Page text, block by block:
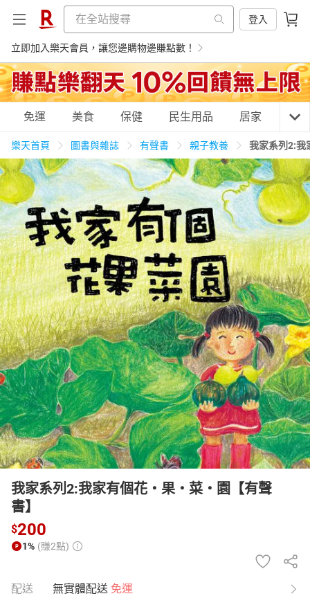
登入
立即加入樂天會員，讓您邊購物邊賺點數！
購物網分類
天天免運 美食蛋糕 養生保健 民生用品
居家生活 3C家電 運動休閒 親子玩具
女裝 男裝 化妝保養 情趣用品
日本購物 電子/紙本書
HOT
免運 美食 保健 民生用品 居家 3C
樂天首頁 圖書與雜誌 有聲書 親子教養 我家系列2:
我家系列2:我家有個花‧果‧菜‧園【有聲
書】
$200
1% (賺2點)
配送 無實體配送 免運